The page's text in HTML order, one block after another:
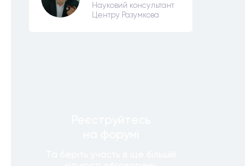
Науковий консультант
Центру Разумкова